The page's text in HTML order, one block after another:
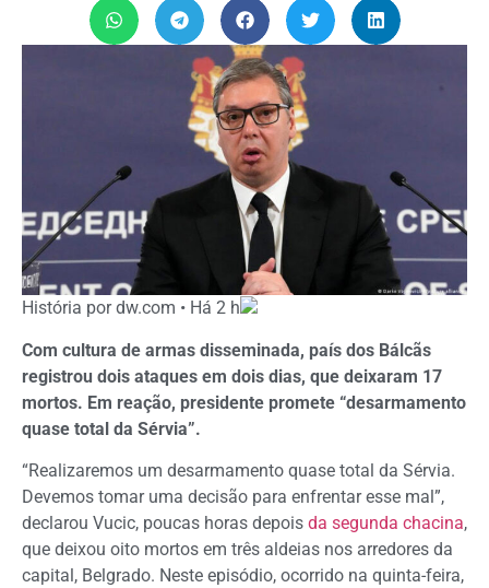
História por dw.com • Há 2 h
Com cultura de armas disseminada, país dos Bálcãs
registrou dois ataques em dois dias, que deixaram 17
mortos. Em reação, presidente promete “desarmamento
quase total da Sérvia”.
“Realizaremos um desarmamento quase total da Sérvia.
Devemos tomar uma decisão para enfrentar esse mal”,
declarou Vucic, poucas horas depois da segunda chacina,
que deixou oito mortos em três aldeias nos arredores da
capital, Belgrado. Neste episódio, ocorrido na quinta-feira,